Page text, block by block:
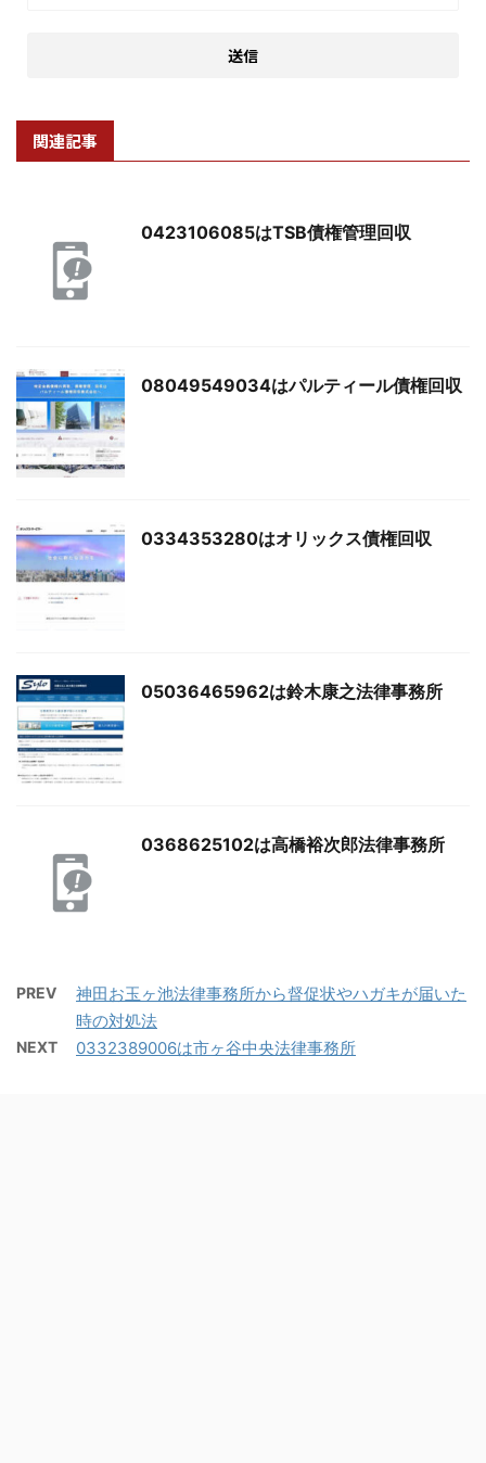
関連記事
0423106085はTSB債権管理回収
08049549034はパルティール債権回収
0334353280はオリックス債権回収
05036465962は鈴木康之法律事務所
0368625102は高橋裕次郎法律事務所
PREV
神田お玉ヶ池法律事務所から督促状やハガキが届いた
時の対処法
NEXT 0332389006は市ヶ谷中央法律事務所